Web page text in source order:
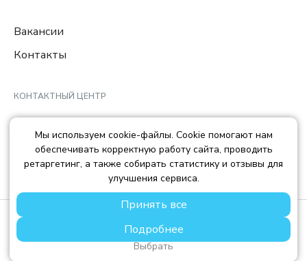
Вакансии
Контакты
КОНТАКТНЫЙ ЦЕНТР
8 (800) 222-78-29
Ежедневно с 10:00 до 22:00 МCK
info@trendisland.ru
© TREND ISLAND
ООО «ТРЕНД АЙЛЕНД», ОГРН: 1217700568667, ИНН:
7714478758, КПП: 771401001
Мы используем cookie-файлы. Cookie помогают нам
обеспечивать корректную работу сайта, проводить
ретаргетинг, а также собирать статистику и отзывы для
улучшения сервиса.
Принять все
Подробнее
Выбрать